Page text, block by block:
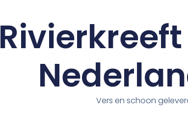
Vers en schoon